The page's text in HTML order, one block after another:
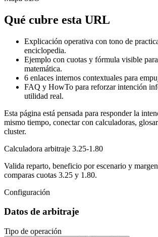
Qué cubre esta URL
Explicación operativa con tono de
enciclopedia.
Ejemplo con cuotas y fórmula visible
matemática.
6 enlaces internos contextuales para
FAQ y HowTo para reforzar intención
utilidad real.
Esta página está pensada para responder la
mismo tiempo, conectar con calculadoras,
cluster.
Calculadora arbitraje 3.25-1.80
Valida reparto, beneficio por escenario y
comparas cuotas 3.25 y 1.80.
Configuración
Datos de arbitraje
Tipo de operación